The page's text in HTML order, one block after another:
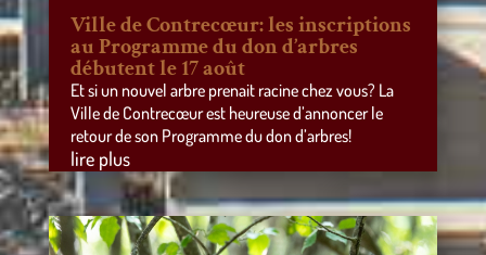
Ville de Contrecœur: les inscriptions
au Programme du don d’arbres
débutent le 17 août
Et si un nouvel arbre prenait racine chez vous? La
Ville de Contrecœur est heureuse d’annoncer le
retour de son Programme du don d’arbres!
lire plus